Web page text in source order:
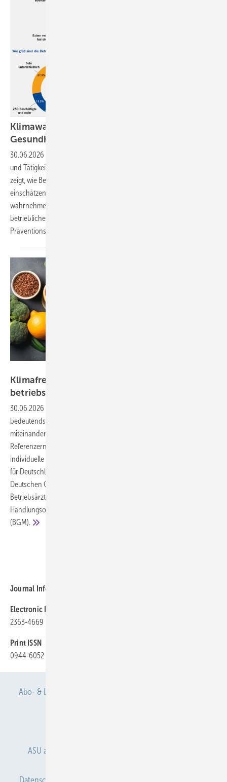
Klimawandel: Risiken für Sicherheit und
Gesundheit im
30.06.2026
und Tätigkeiten aus. Eine bundesweite Befragung der DGUV Akademie
zeigt, wie Betriebsärztinnen und -ärzte klimabedingte Risiken
einschätzen und welche Gefährdungen sie als besonders relevant
wahrnehmen. Der Beitrag beleuchtet zudem den Stand der
betrieblichen Auseinandersetzung und bestehende
Präventionsmaßnahmen.
Klimafreundliche Ernährung im Betrieb – ein
betriebsärztliches
30.06.2026
bedeutendsten ­Gesundheitsrisiken unserer Zeit – und sie sind eng
miteinander verknüpft. Die Planetary Health Diet bietet als weltweite
Referenzernährung einen wissenschaftlich fundierten Rahmen, der
individuelle Gesundheit und planetare Nachhaltigkeit verbindet. Die
für Deutschland gültigen Ernährungsempfehlungen wurden von der
Deutschen Gesellschaft für Ernährung (DGE) veröffentlicht. Für
Betriebsärztinnen und Betriebsärzte eröffnen sich konkrete
Handlungsoptionen im Betrieblichen Gesundheitsmanagement
(BGM).
Journal Information
Electronic ISSN
2363-4669
Print ISSN
0944-6052
Abo- & Leserservice
ASU abonnieren
Datenschutz